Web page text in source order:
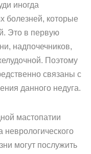
иногда
болезней, которые
Это в первую
надпочечников,
Поэтому
связаны с
данного недуга.
мастопатии
неврологического
могут послужить